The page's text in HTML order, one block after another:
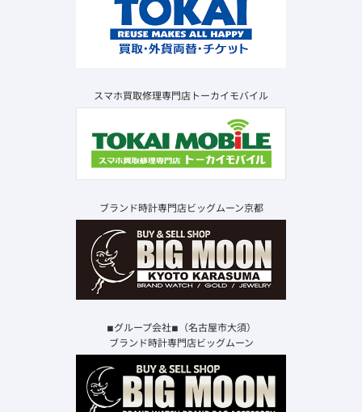
スマホ買取修理専門店トーカイモバイル
ブランド時計専門店ビッグムーン京都
◾︎グループ会社◾︎（名古屋市大須）
ブランド時計専門店ビッグムーン